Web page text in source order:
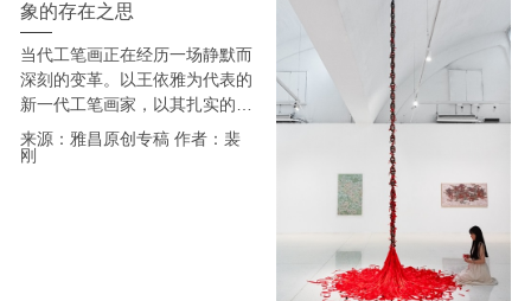
象的存在之思
当代工笔画正在经历一场静默而
深刻的变革。以王依雅为代表的
新一代工笔画家，以其扎实的传
统功底、开阔的文化视野和敏锐
的当代意识，为这一古老画种注
来源：雅昌原创专稿 作者：裴
刚